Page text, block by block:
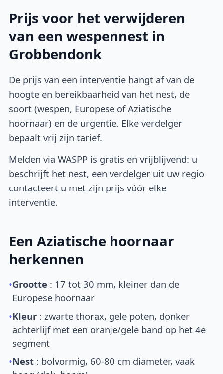
Prijs voor het verwijderen
van een wespennest in
Grobbendonk
De prijs van een interventie hangt af van de
hoogte en bereikbaarheid van het nest, de
soort (wespen, Europese of Aziatische
hoornaar) en de urgentie. Elke verdelger
bepaalt vrij zijn tarief.
Melden via WASPP is gratis en vrijblijvend: u
beschrijft het nest, een verdelger uit uw regio
contacteert u met zijn prijs vóór elke
interventie.
Een Aziatische hoornaar
herkennen
•Grootte : 17 tot 30 mm, kleiner dan de
Europese hoornaar
•Kleur : zwarte thorax, gele poten, donker
achterlijf met een oranje/gele band op het 4e
segment
•Nest : bolvormig, 60-80 cm diameter, vaak